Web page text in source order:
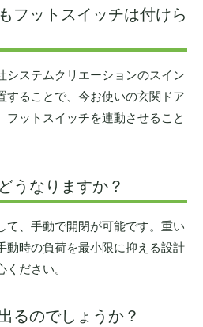
フットスイッチは付けら
システムクリエーションのスイン
することで、今お使いの玄関ドア
フットスイッチを連動させること
うなりますか？
て、手動で開閉が可能です。重い
動時の負荷を最小限に抑える設計
ださい。
るのでしょうか？